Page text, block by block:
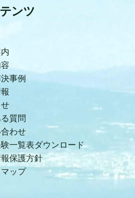
ンツ
事例
質問
わせ
一覧表ダウンロード
保護方針
ップ